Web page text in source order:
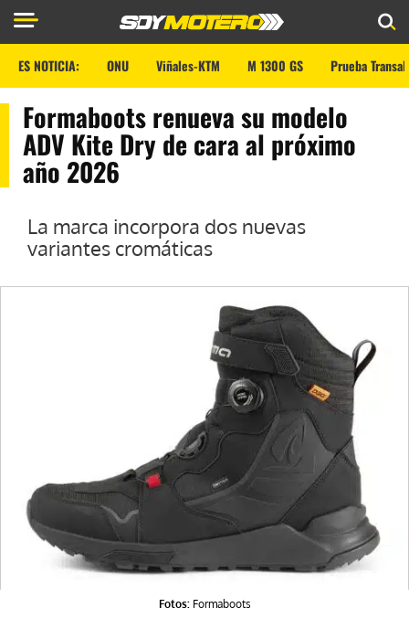
ES NOTICIA: ONU Viñales-KTM M 1300 GS Prueba
Formaboots renueva su modelo
ADV Kite Dry de cara al próximo
año 2026
La marca incorpora dos nuevas
variantes cromáticas
Fotos:Formaboots